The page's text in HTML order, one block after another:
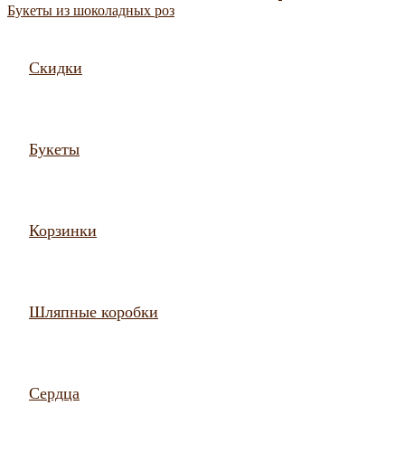
Букеты из шоколадных роз
Скидки
Букеты
Корзинки
Шляпные коробки
Сердца